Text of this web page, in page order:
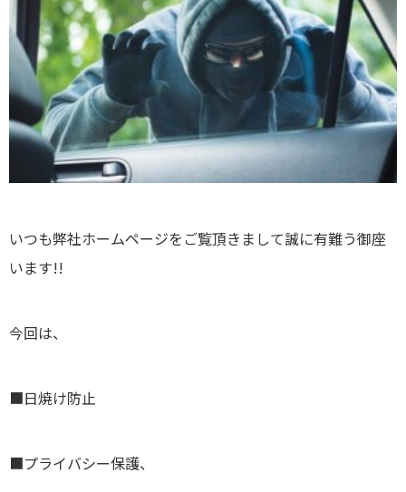
いつも弊社ホームページをご覧頂きまして誠に有難う御座
います!!
今回は、
■日焼け防止
■プライバシー保護、